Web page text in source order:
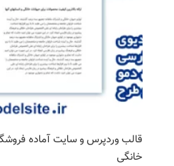
قالب وردپرس و سایت آماده
خانگی